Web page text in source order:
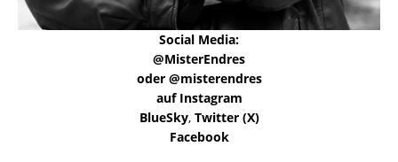
Social Media:
@MisterEndres
oder @misterendres
auf Instagram
BlueSky, Twitter (X)
Facebook